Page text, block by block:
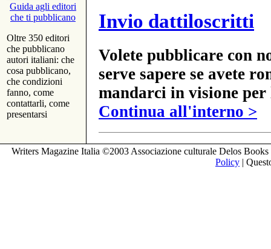
Guida agli editori
che ti pubblicano
Oltre 350 editori
che pubblicano
autori italiani: che
cosa pubblicano,
che condizioni
fanno, come
contattarli, come
presentarsi
Invio dattiloscritti
Volete pubblicare con
serve sapere se avete
mandarci in visione
Continua all'interno >
Writers Magazine Italia ©2003 Associazione culturale Delos
Policy |